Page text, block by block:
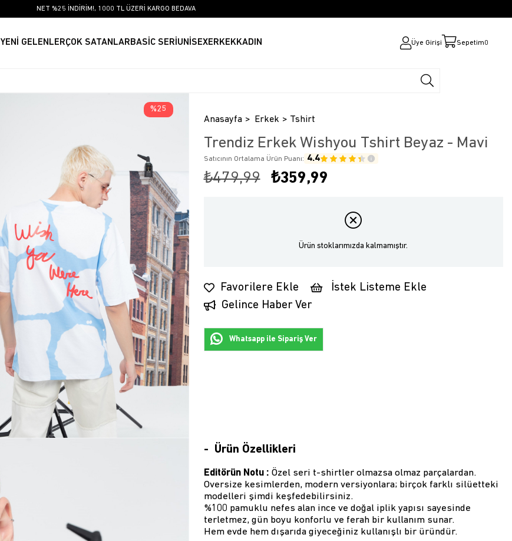
NET %25 İNDİRİM!, 1000 TL ÜZERİ KARGO BEDAVA
YENİ GELENLERÇOK SATANLARBASİC SERİ UNİSEXERKEKKADIN Üye Girişi Sepetim0
25
Anasayfa Erkek Tshirt
Trendiz Erkek Wishyou Tshirt Beyaz - Mavi
Satıcının Ortalama Ürün Puanı: 4.4
₺479,99 ₺359,99
Ürün stoklarımızda kalmamıştır.
Favorilere Ekle
İstek Listeme Ekle
Gelince Haber Ver
Whatsapp ile Sipariş Ver
Ürün Özellikleri
Editörün Notu : Özel seri t-shirtler olmazsa olmaz parçalardan.
Oversize kesimlerden, modern versiyonlara; birçok farklı silüetteki
modelleri şimdi keşfedebilirsiniz.
%100 pamuklu nefes alan ince ve doğal iplik yapısı sayesinde
terletmez, gün boyu konforlu ve ferah bir kullanım sunar.
Hem evde hem dışarıda giyeceğiniz kullanışlı bir üründür.